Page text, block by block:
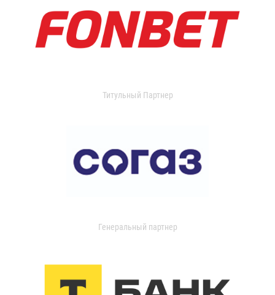
Титульный Партнер
Генеральный партнер